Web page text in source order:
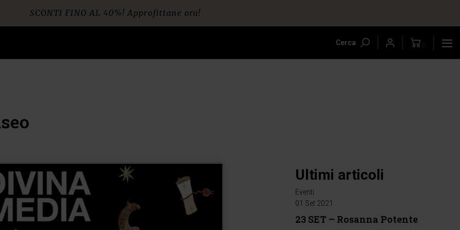
SCONTI FINO AL 40%! Approfittane ora!
Cerca 0
Ultimi articoli
Eventi
01 Set 2021
23 SET – Rosanna Potente